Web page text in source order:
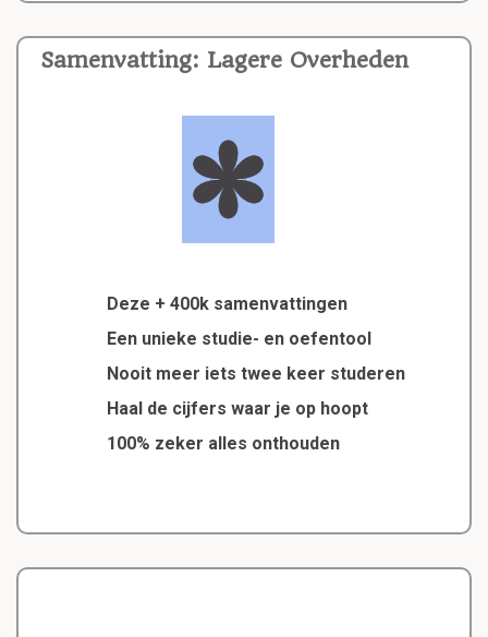
Samenvatting: Lagere Overheden
Deze + 400k samenvattingen
Een unieke studie- en oefentool
Nooit meer iets twee keer studeren
Haal de cijfers waar je op hoopt
100% zeker alles onthouden